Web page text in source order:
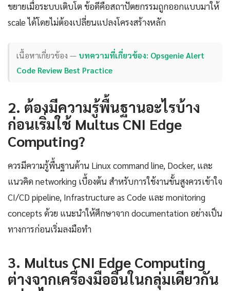
ขยายเมื่อระบบเติบโต ข้อดีคือสถาปัตยกรรมถูกออกแบบมาให้
scale ได้โดยไม่ต้องเปลี่ยนแปลงโครงสร้างหลัก
เนื้อหาเกี่ยวข้อง — บทความที่เกี่ยวข้อง: Opsgenie Alert
Code Review Best Practice
2. ต้องมีความรู้พื้นฐานอะไรบ้าง
ก่อนเริ่มใช้ Multus CNI Edge
Computing?
ควรมีความรู้พื้นฐานด้าน Linux command line, Docker, และ
แนวคิด networking เบื้องต้น สำหรับการใช้งานขั้นสูงควรเข้าใจ
CI/CD pipeline, Infrastructure as Code และ monitoring
concepts ด้วย แนะนำให้ศึกษาจาก documentation อย่างเป็น
ทางการก่อนเริ่มลงมือทำ
3. Multus CNI Edge Computing
ต่างจากเครื่องมืออื่นในกลุ่มเดียวกัน